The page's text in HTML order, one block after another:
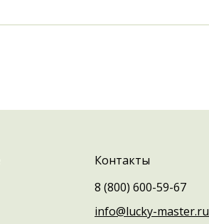
Контакты
8 (800) 600-59-67
info@lucky-master.ru